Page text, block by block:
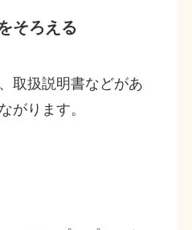
そろえる
取扱説明書などがあ
がります。